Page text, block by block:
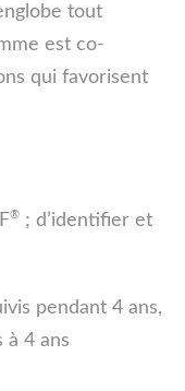
tout
est co-
qui favorisent
® ; d’identifier et
pendant 4 ans,
à 4 ans